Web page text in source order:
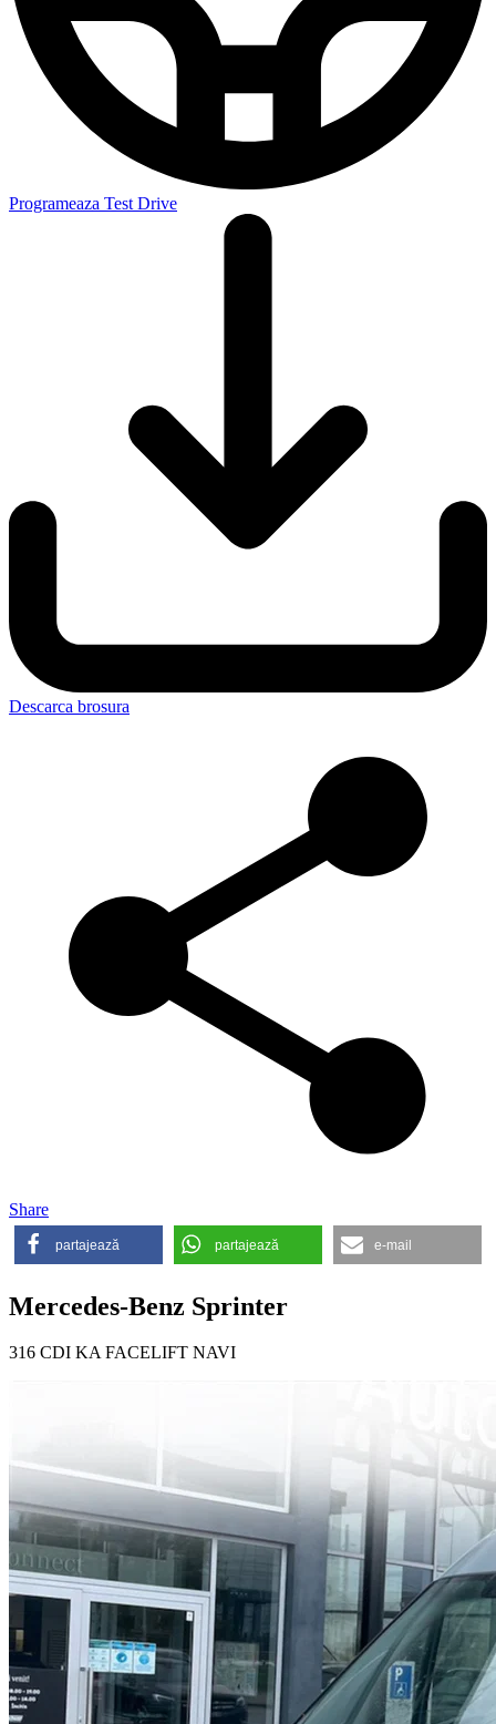
Programeaza Test Drive
Descarca brosura
Share
partajează partajează e-mail
Mercedes-Benz Sprinter
316 CDI KA FACELIFT NAVI